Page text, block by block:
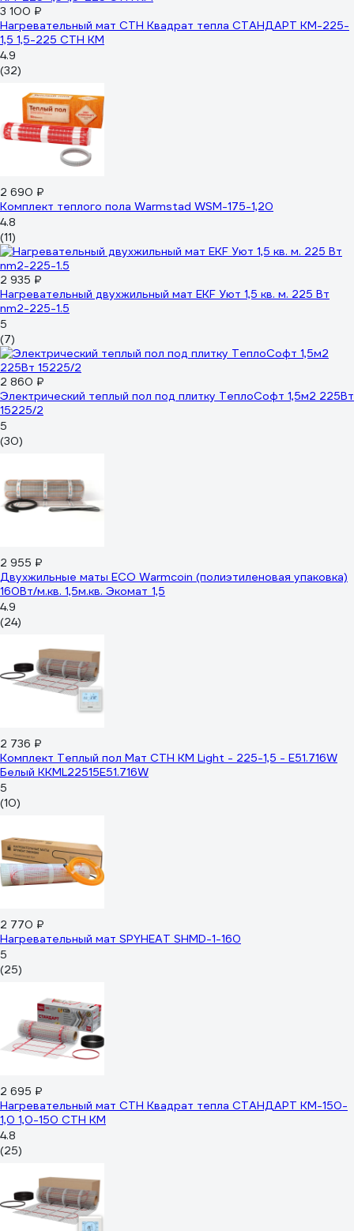
3 100 ₽
Нагревательный мат СТН Квадрат тепла СТАНДАРТ КМ-225-
1,5 1,5-225 СТН КМ
4.9
(32)
2 690 ₽
Комплект теплого пола Warmstad WSM-175-1,20
4.8
(11)
2 935 ₽
Нагревательный двухжильный мат EKF Уют 1,5 кв. м. 225 Вт
nm2-225-1.5
5
(7)
2 860 ₽
Электрический теплый пол под плитку ТеплоСофт 1,5м2 225Вт
15225/2
5
(30)
2 955 ₽
Двухжильные маты ECO Warmcoin (полиэтиленовая упаковка)
160Вт/м.кв. 1,5м.кв. Экомат_1,5
4.9
(24)
2 736 ₽
Комплект Теплый пол Мат СТН КМ Light - 225-1,5 - E51.716W
Белый ККМL22515E51.716W
5
(10)
2 770 ₽
Нагревательный мат SPYHEAT SHMD-1-160
5
(25)
2 695 ₽
Нагревательный мат СТН Квадрат тепла СТАНДАРТ КМ-150-
1,0 1,0-150 СТН КМ
4.8
(25)